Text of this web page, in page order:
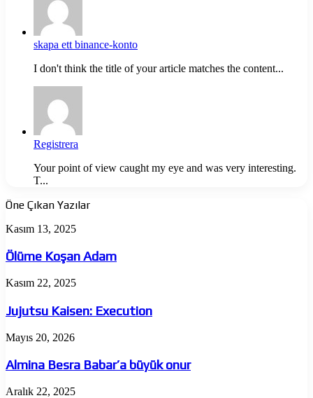
skapa ett binance-konto
I don't think the title of your article matches the content...
Registrera
Your point of view caught my eye and was very interesting.
T...
Öne Çıkan Yazılar
Ölüme
Adam
Kasım 13, 2025
Ölüme Koşan Adam
Jujutsu
Execution
Kasım 22, 2025
Jujutsu Kaisen: Execution
Almina
Babar’a
büyük
onur
Mayıs 20, 2026
Almina Besra Babar’a büyük onur
The
Aralık 22, 2025